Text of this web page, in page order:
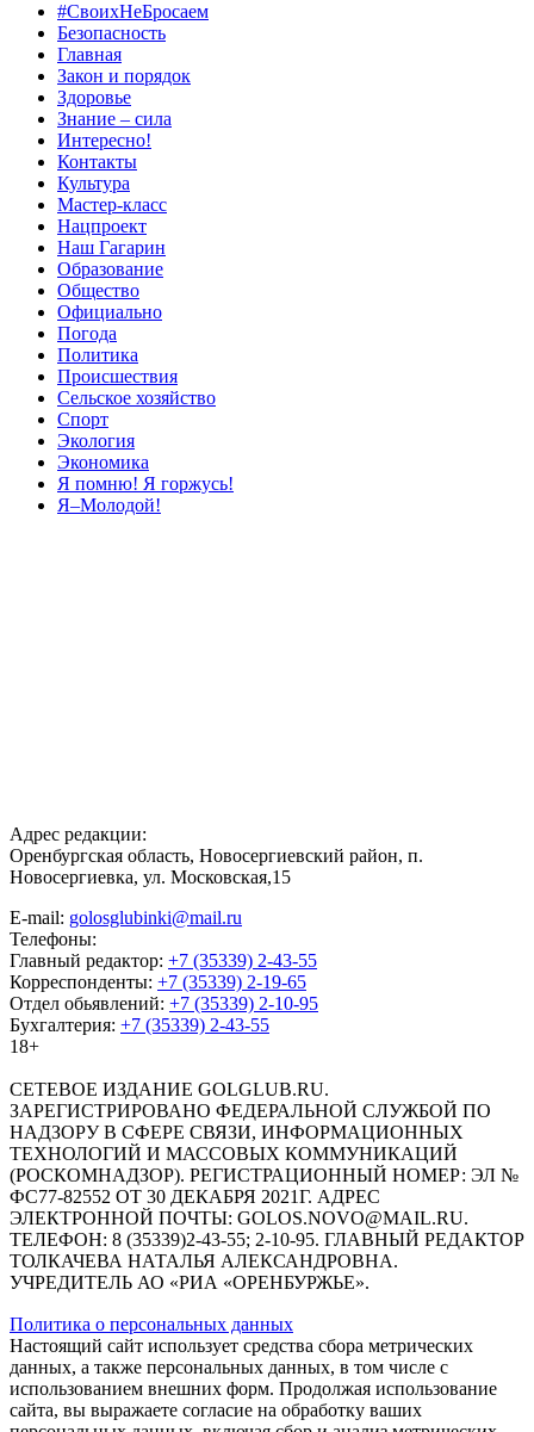
#СвоихНеБросаем
Безопасность
Главная
Закон и порядок
Здоровье
Знание – сила
Интересно!
Контакты
Культура
Мастер-класс
Нацпроект
Наш Гагарин
Образование
Общество
Официально
Погода
Политика
Происшествия
Сельское хозяйство
Спорт
Экология
Экономика
Я помню! Я горжусь!
Я–Молодой!
Адрес редакции:
Оренбургская область, Новосергиевский район, п.
Новосергиевка, ул. Московская,15
E-mail: golosglubinki@mail.ru
Телефоны:
Главный редактор: +7 (35339) 2-43-55
Корреспонденты: +7 (35339) 2-19-65
Отдел обьявлений: +7 (35339) 2-10-95
Бухгалтерия: +7 (35339) 2-43-55
18+
СЕТЕВОЕ ИЗДАНИЕ GOLGLUB.RU.
ЗАРЕГИСТРИРОВАНО ФЕДЕРАЛЬНОЙ СЛУЖБОЙ ПО
НАДЗОРУ В СФЕРЕ СВЯЗИ, ИНФОРМАЦИОННЫХ
ТЕХНОЛОГИЙ И МАССОВЫХ КОММУНИКАЦИЙ
(РОСКОМНАДЗОР). РЕГИСТРАЦИОННЫЙ НОМЕР: ЭЛ №
ФС77-82552 ОТ 30 ДЕКАБРЯ 2021Г. АДРЕС
ЭЛЕКТРОННОЙ ПОЧТЫ: GOLOS.NOVO@MAIL.RU.
ТЕЛЕФОН: 8 (35339)2-43-55; 2-10-95. ГЛАВНЫЙ РЕДАКТОР
ТОЛКАЧЕВА НАТАЛЬЯ АЛЕКСАНДРОВНА.
УЧРЕДИТЕЛЬ АО «РИА «ОРЕНБУРЖЬЕ».
Политика о персональных данных
Настоящий сайт использует средства сбора метрических
данных, а также персональных данных, в том числе с
использованием внешних форм. Продолжая использование
сайта, вы выражаете согласие на обработку ваших